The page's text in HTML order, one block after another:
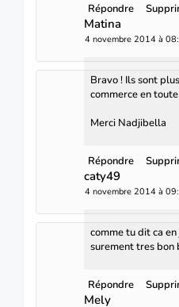
Répondre
Matina
4 novembre 2014 à
Bravo ! Ils sont
commerce en
Merci Nadjibella
Répondre
caty49
4 novembre 2014 à
comme tu dit ca
surement tres bon
Répondre
Mely